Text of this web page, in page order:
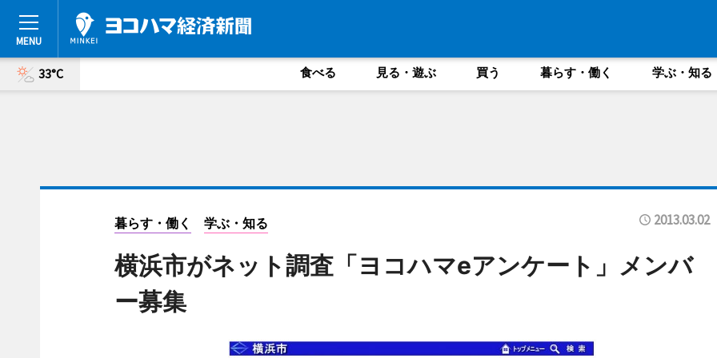
33°C 食べる 見る・遊ぶ 買う 暮らす・働く 学ぶ・知る
暮らす・働く 学ぶ・知る 2013.03.02
横浜市がネット調査「ヨコハマeアンケート」メンバ
ー募集